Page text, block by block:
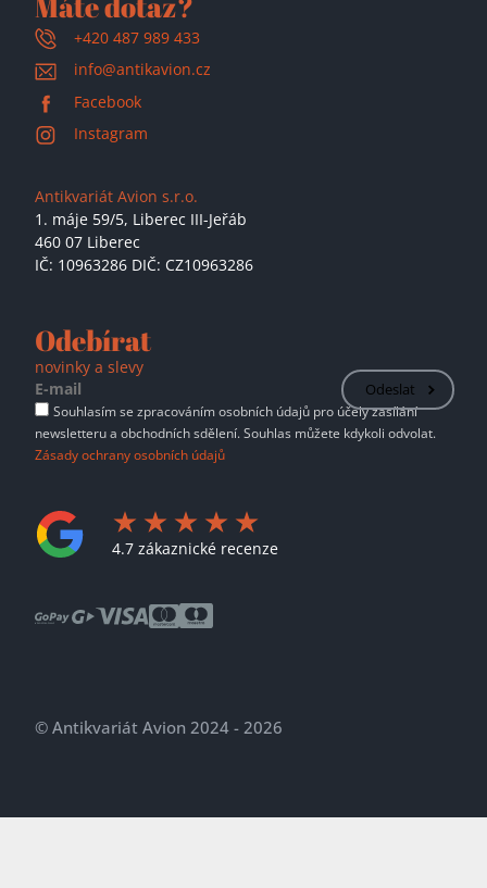
+420 487 989 433
info@antikavion.cz
Facebook
Instagram
Antikvariát Avion s.r.o.
1. máje 59/5, Liberec III-Jeřáb
460 07 Liberec
IČ: 10963286 DIČ: CZ10963286
Odebírat
novinky a slevy
Odeslat
Souhlasím se zpracováním osobních údajů pro účely zasílání
newsletteru a obchodních sdělení. Souhlas můžete kdykoli odvolat.
Zásady ochrany osobních údajů
4.7 zákaznické recenze
© Antikvariát Avion 2024 - 2026